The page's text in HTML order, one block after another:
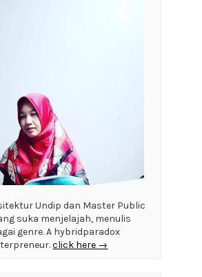
Undip dan Master Public
suka menjelajah, menulis
genre. A hybridparadox
click here →